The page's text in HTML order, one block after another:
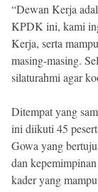
“Dewan Kerja
KPDK ini, kami
Kerja, serta
masing-masing.
silaturahmi agar
Ditempat yang
ini diikuti 45
Gowa yang
dan
kader yang